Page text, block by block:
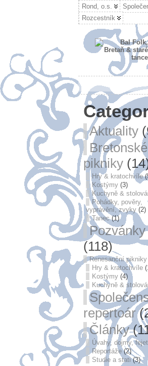
Rond, o.s.
Rozcestník
Aktuality
Bretonské
pikniky
Hry & kratochvíle
Kostýmy(3)
Kuchyně &
Pohádky, pověry,
vyprávění, zvyky(2)
Tanec(1)
Pozvánky
(118)
Renesanční pikniky
Hry & kratochvíle
Kostýmy(4)
Kuchyně &
repertoár
Články
Úvahy, dojmy,
Reportáže(2)
Studie a stati(3)